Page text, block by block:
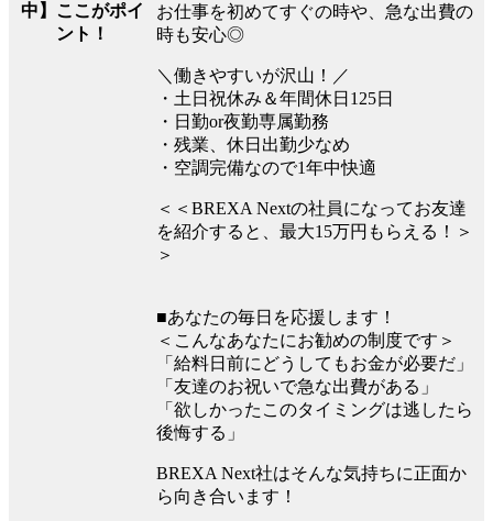
中】ここがポイ
ント！
お仕事を初めてすぐの時や、急な出費の
時も安心◎
＼働きやすいが沢山！／
・土日祝休み＆年間休日125日
・日勤or夜勤専属勤務
・残業、休日出勤少なめ
・空調完備なので1年中快適
＜＜BREXA Nextの社員になってお友達
を紹介すると、最大15万円もらえる！＞
＞
■あなたの毎日を応援します！
＜こんなあなたにお勧めの制度です＞
「給料日前にどうしてもお金が必要だ」
「友達のお祝いで急な出費がある」
「欲しかったこのタイミングは逃したら
後悔する」
BREXA Next社はそんな気持ちに正面か
ら向き合います！